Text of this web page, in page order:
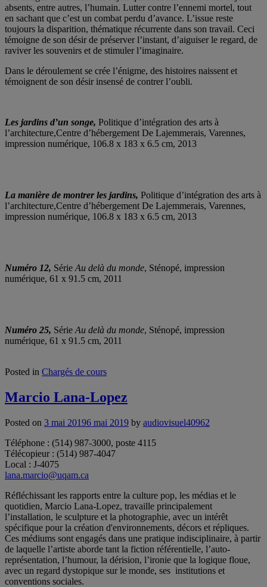
absents, entre autres, l’humain. Lutter contre l’ennemi mortel, tout
en sachant que c’est un combat perdu d’avance. L’issue reste
toujours la disparition, thématique récurrente dans son travail. Ceci
témoigne de son désir de préserver l’instant, d’aiguiser le regard, de
raviver les souvenirs et de stimuler l’imaginaire.
Dans le déroulement se crée l’énigme, des histoires naissent et
témoignent de son désir insensé de contrer l’oubli.
Les jardins d’un songe, Politique d’intégration des arts à
l’architecture,Centre d’hébergement De Lajemmerais, Varennes,
impression numérique, 106.8 x 183 x 6.5 cm, 2013
La manière de montrer les jardins, Politique d’intégration des arts à
l’architecture,Centre d’hébergement De Lajemmerais, Varennes,
impression numérique, 106.8 x 183 x 6.5 cm, 2013
Numéro 12, SérieAu delà du monde, Sténopé, impression
numérique, 61 x 91.5 cm, 2011
Numéro 25, SérieAu delà du monde, Sténopé, impression
numérique, 61 x 91.5 cm, 2011
Posted in Chargés de cours
Marcio Lana-Lopez
Posted on 3 mai 20196 mai 2019 by audiovisuel40962
Téléphone : (514) 987-3000, poste 4115
Télécopieur : (514) 987-4047
Local : J-4075
lana.marcio@uqam.ca
Réfléchissant les rapports entre la culture pop, les médias et le
quotidien, Marcio Lana-Lopez, travaille principalement
l’installation, le sculpture et la photographie, avec un intérêt
spécifique pour la création d'environnements, décors et répliques.
Ces médiums sont engagés dans une pratique indisciplinaire, à partir
de laquelle l’artiste aborde tant la fiction référentielle, l’auto-
représentation, l’humour, la dérision, l’ironie que la logique floue,
avec un regard dystopique sur le monde, ses institutions et
conventions sociales.